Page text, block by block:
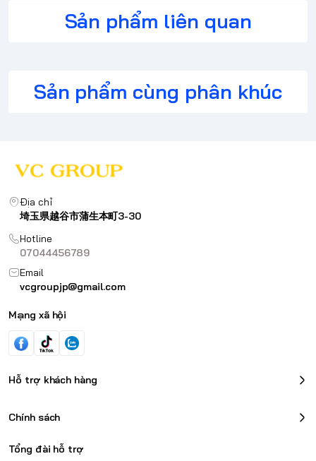
Sản phẩm liên quan
Sản phẩm cùng phân khúc
Địa chỉ
埼玉県越谷市蒲生本町3-30
Hotline
07044456789
Email
vcgroupjp@gmail.com
Mạng xã hội
Hỗ trợ khách hàng
Chính sách
Tổng đài hỗ trợ